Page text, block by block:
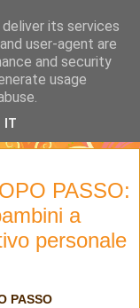
PASSO:
a
personale
PASSO
its services
user-agent are
and security
usage
IT